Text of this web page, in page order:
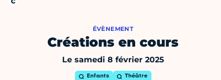
ÉVÈNEMENT
Créations en cours
Le samedi 8 février 2025
Enfants Théâtre